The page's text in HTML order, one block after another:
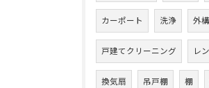
カーポート 洗浄 外構
戸建てクリーニング レ
換気扇 吊戸棚 棚